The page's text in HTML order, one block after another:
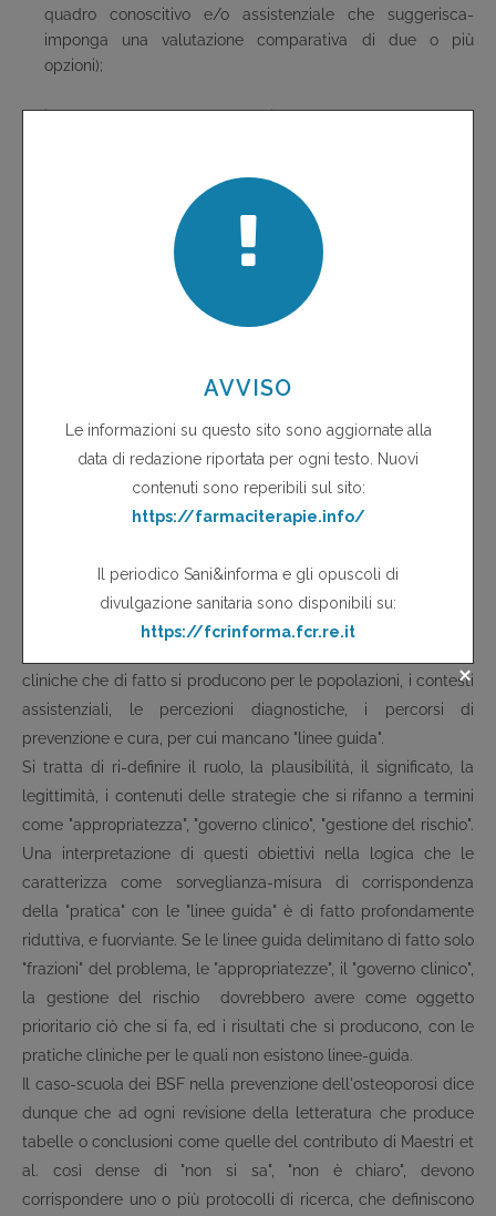
quadro conoscitivo e/o assistenziale che suggerisca-
imponga una valutazione comparativa di due o più
opzioni);
il caso-scuola BSF sottolinea che nella grande
ed adottare "percorsi" dove le domande aperte riguardano
(riconoscendone la reciproca "dipendenza") procedimenti e
decisioni diagnostiche, interventi farmacologici e non,
definizioni di "attese" che vengono discusse ed adottate in
modo legittimo solo se si creano condizioni di dialogo-
condivisione reale tra medici e pazienti, tenendo presenti le
La sequenza logica dei punti così formulati è in fondo ovvia:
nulla di nuovo. Manca la documentazione di quale sarebbe
una epidemiologia – delle incidenze, delle prevalenze,
dell'assistenza di quel problema non dal punto di vista delle
fatto entrare come protagonista della "pratica" le "linee guida
per la pratica", deve succedere un tempo – non alternativo, né
tanto meno "negazionista", ma complementare, e parimenti
cliniche che di fatto si producono per le popolazioni, i contesti
assistenziali, le percezioni diagnostiche, i percorsi di
prevenzione e cura, per cui mancano "linee guida".
Si tratta di ri-definire il ruolo, la plausibilità, il significato, la
legittimità, i contenuti delle strategie che si rifanno a termini
come "appropriatezza", "governo clinico", "gestione del rischio".
Una interpretazione di questi obiettivi nella logica che le
caratterizza come sorveglianza-misura di corrispondenza
della "pratica" con le "linee guida" è di fatto profondamente
riduttiva, e fuorviante. Se le linee guida delimitano di fatto solo
"frazioni" del problema, le "appropriatezze", il "governo clinico",
la gestione del rischio dovrebbero avere come oggetto
prioritario ciò che si fa, ed i risultati che si producono, con le
pratiche cliniche per le quali non esistono linee-guida.
Il caso-scuola dei BSF nella prevenzione dell'osteoporosi dice
dunque che ad ogni revisione della letteratura che produce
tabelle o conclusioni come quelle del contributo di Maestri et
al. così dense di "non si sa", "non è chiaro", devono
corrispondere uno o più protocolli di ricerca, che definiscono